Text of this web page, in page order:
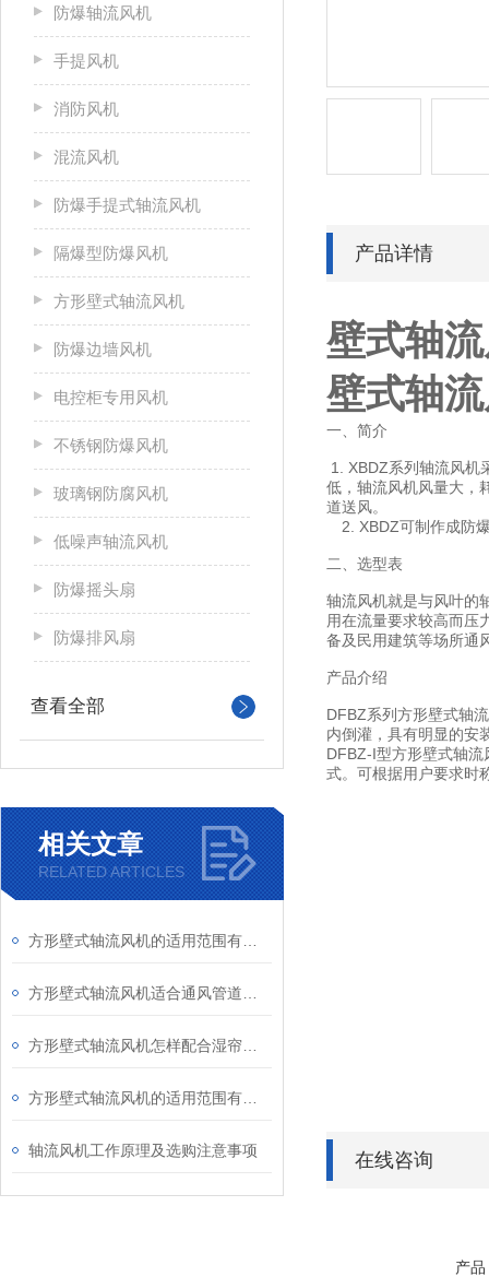
防爆轴流风机
手提风机
消防风机
混流风机
防爆手提式轴流风机
隔爆型防爆风机
方形壁式轴流风机
防爆边墙风机
电控柜专用风机
不锈钢防爆风机
玻璃钢防腐风机
低噪声轴流风机
防爆摇头扇
防爆排风扇
查看全部
相关文章
RELATED ARTICLES
轴流风机工作原理及选购注意事项
产品详情
壁式轴
壁式轴
一、简介
1. XBDZ系列轴流风机
低，轴流风机风量大，
道送风。
2. XBDZ可制作成防
二、选型表
轴流风机就是与风叶的
用在流量要求较高而压
备及民用建筑等场所通
产品介绍
DFBZ系列方形壁式轴
内倒灌，具有明显的安
DFBZ-I型方形壁式轴
式。可根据用户要求时
在线咨询
产品